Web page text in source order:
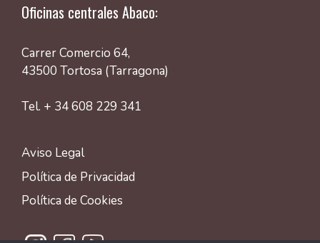
Oficinas centrales Abaco:
Carrer Comercio 64,
43500 Tortosa (Tarragona)
Tel. + 34 608 229 341
Aviso Legal
Política de Privacidad
Política de Cookies